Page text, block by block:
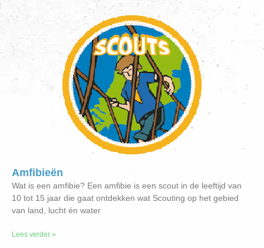
Amfibieën
Wat is een amfibie? Een amfibie is een scout in de leeftijd van
10 tot 15 jaar die gaat ontdekken wat Scouting op het gebied
van land, lucht én water
Lees verder »